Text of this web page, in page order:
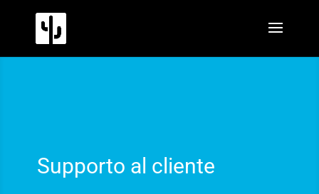
Supporto al cliente